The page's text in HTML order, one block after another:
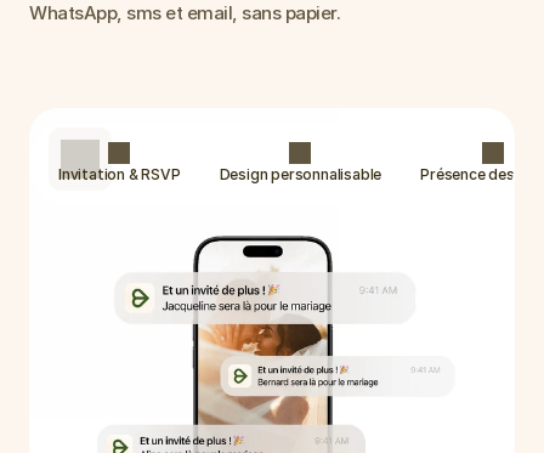
WhatsApp, sms et email, sans papier.
Invitation & RSVP Design personnalisable Présence des